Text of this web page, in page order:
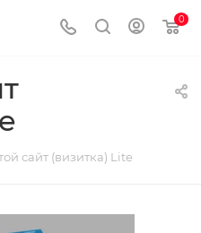
0
сайт (визитка) Lite